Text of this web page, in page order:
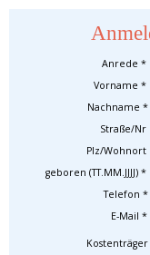
Anrede *
Vorname *
Nachname *
Straße/Nr
Plz/Wohnort
E-Mail *
geboren (TT.MM.JJJJ) *
Kostenträger
Telefon *